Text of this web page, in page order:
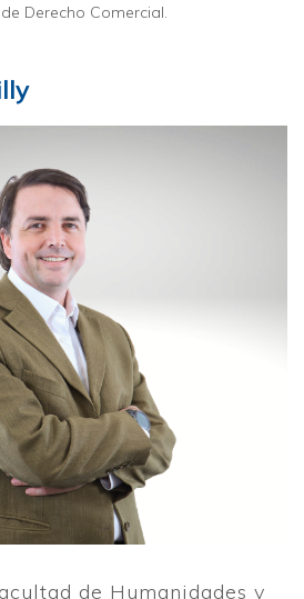
Derecho Comercial.
de Humanidades y